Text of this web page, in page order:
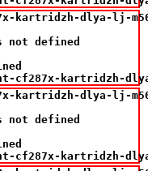
dlya-lj-m506dn-
not defined
cf287x-kartridzh-
dlya-lj-m506dn-
not defined
cf287x-kartridzh-